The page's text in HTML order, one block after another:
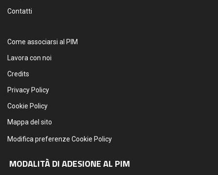
Contatti
Come associarsi al PIM
Lavora con noi
Credits
Privacy Policy
Cookie Policy
Mappa del sito
Modifica preferenze Cookie Policy
MODALITÀ DI ADESIONE AL PIM